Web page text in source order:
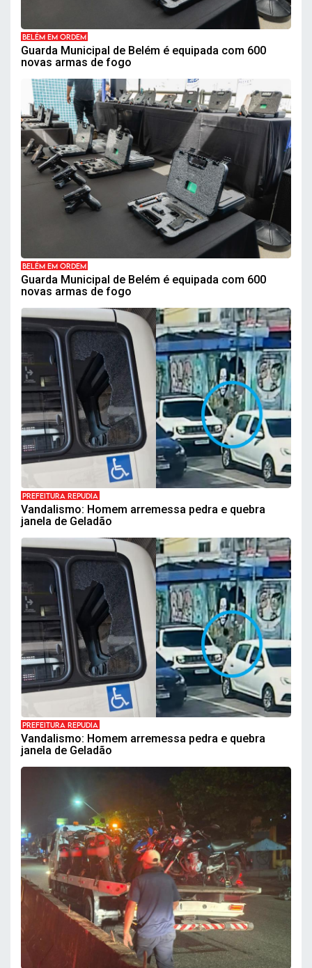
BELÉM EM ORDEM
Guarda Municipal de Belém é equipada com 600
novas armas de fogo
BELÉM EM ORDEM
Guarda Municipal de Belém é equipada com 600
novas armas de fogo
PREFEITURA REPUDIA
Vandalismo: Homem arremessa pedra e quebra
janela de Geladão
PREFEITURA REPUDIA
Vandalismo: Homem arremessa pedra e quebra
janela de Geladão